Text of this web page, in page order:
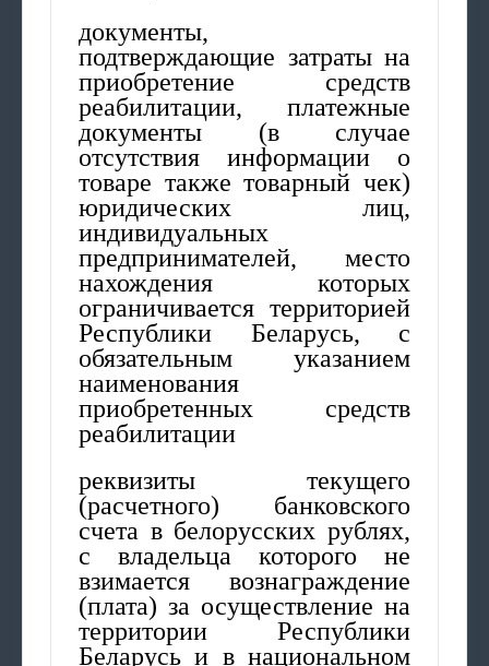
документы,
подтверждающие затраты на
приобретение средств
реабилитации, платежные
документы (в случае
отсутствия информации о
товаре также товарный чек)
юридических лиц,
индивидуальных
предпринимателей, место
нахождения которых
ограничивается территорией
Республики Беларусь, с
обязательным указанием
наименования
приобретенных средств
реабилитации
реквизиты текущего
(расчетного) банковского
счета в белорусских рублях,
с владельца которого не
взимается вознаграждение
(плата) за осуществление на
территории Республики
Беларусь и в национальном